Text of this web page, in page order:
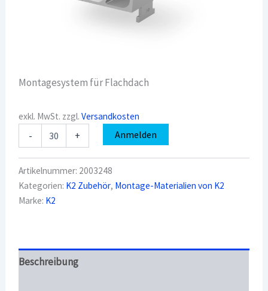
Montagesystem für Flachdach
exkl. MwSt. zzgl.Versandkosten
-
2003248
6.10
Peak
Menge
+ Anmelden
Artikelnummer: 2003248
Kategorien: K2 Zubehör, Montage-Materialien von K2
Marke: K2
Beschreibung